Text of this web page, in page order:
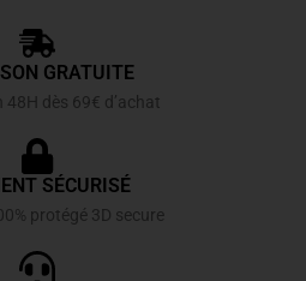
GRATUITE
48H dès 69€ d’achat
SÉCURISÉ
protégé 3D secure